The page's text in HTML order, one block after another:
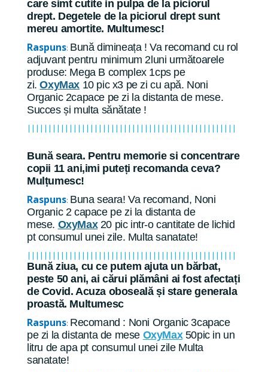
care simt cutite in pulpa de la piciorul
drept. Degetele de la piciorul drept sunt
mereu amortite. Multumesc!
Raspuns: Bună dimineața ! Va recomand cu rol
adjuvant pentru minimum 2luni următoarele
produse: Mega B complex 1cps pe
zi.OxyMax 10 pic x3 pe zi cu apă. Noni
Organic 2capace pe zi la distanta de mese.
Succes și multa sănătate !
||||||||||||||||||||||||||||||||||||||||||||||||||
Bună seara. Pentru memorie si concentrare
copii 11 ani,imi puteți recomanda ceva?
Mulțumesc!
Raspuns: Buna seara! Va recomand, Noni
Organic 2 capace pe zi la distanta de
mese. OxyMax20 pic intr-o cantitate de lichid
pt consumul unei zile. Multa sanatate!
||||||||||||||||||||||||||||||||||||||||||||||||||
Bună ziua, cu ce putem ajuta un bărbat,
peste 50 ani, ai cărui plămâni ai fost afectați
de Covid. Acuza oboseală și stare generala
proastă. Multumesc
Raspuns: Recomand : Noni Organic 3capace
pe zi la distanta de mese OxyMax50pic in un
litru de apa pt consumul unei zile Multa
sanatate!